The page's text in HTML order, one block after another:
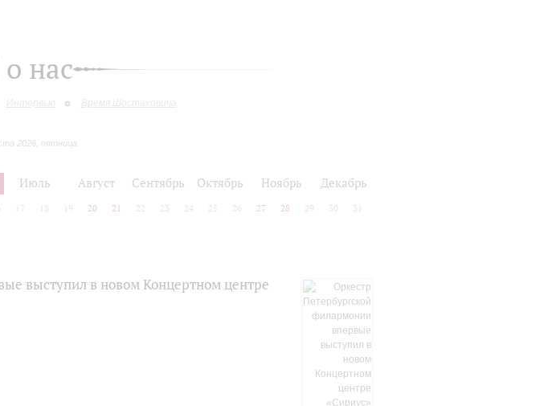
нас
Интервью Время Шостаковича
2026, пятница
Июль Август Сентябрь Октябрь Ноябрь Декабрь
17 18 19 20 21 22 23 24 25 26 27 28 29 30 31
выступил в новом Концертном центре